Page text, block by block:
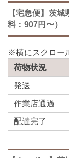
【宅急便】茨
料：907円〜）
荷物状況
発送
作業店通過
配達完了